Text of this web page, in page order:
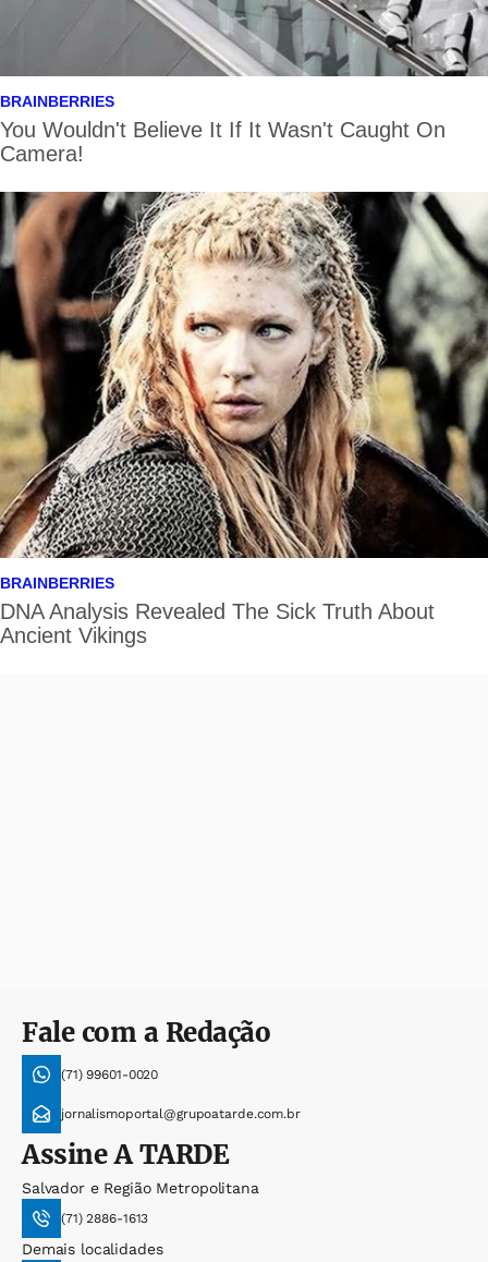
Fale com a Redação
(71) 99601-0020
jornalismoportal@grupoatarde.com.br
AssineA TARDE
Salvador e Região Metropolitana
(71) 2886-1613
Demais localidades